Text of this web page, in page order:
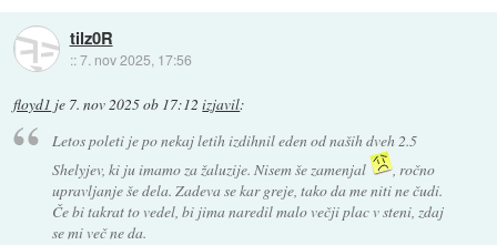
tilz0R
::7. nov 2025, 17:56
floyd1 je 7. nov 2025 ob 17:12 izjavil:
Letos poleti je po nekaj letih izdihnil eden od naših dveh 2.5
Shelyjev, ki ju imamo za žaluzije. Nisem še zamenjal
, ročno
upravljanje še dela. Zadeva se kar greje, tako da me niti ne čudi.
Če bi takrat to vedel, bi jima naredil malo večji plac v steni, zdaj
se mi več ne da.